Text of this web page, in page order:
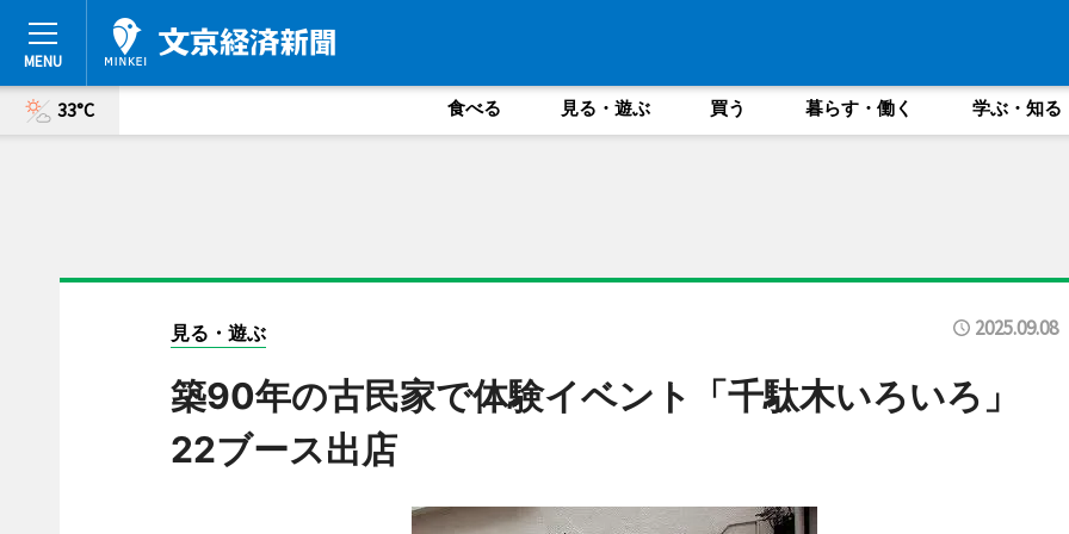
33°C 食べる 見る・遊ぶ 買う 暮らす・働く 学ぶ・知る
見る・遊ぶ 2025.09.08
築90年の古民家で体験イベント「千駄木いろいろ」
22ブース出店